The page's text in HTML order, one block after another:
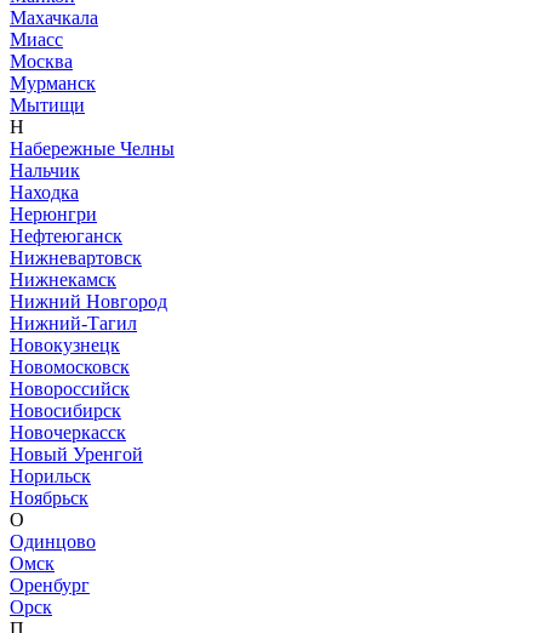
Махачкала
Миасс
Москва
Мурманск
Мытищи
Н
Набережные Челны
Нальчик
Находка
Нерюнгри
Нефтеюганск
Нижневартовск
Нижнекамск
Нижний Новгород
Нижний-Тагил
Новокузнецк
Новомосковск
Новороссийск
Новосибирск
Новочеркасск
Новый Уренгой
Норильск
Ноябрьск
О
Одинцово
Омск
Оренбург
Орск
П